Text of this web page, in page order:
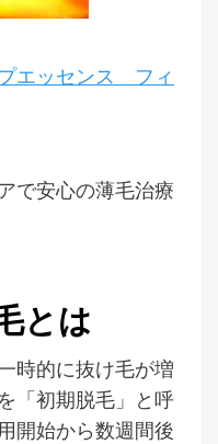
エッセンス フィ
で安心の薄毛治療
とは
時的に抜け毛が増
「初期脱毛」と呼
開始から数週間後